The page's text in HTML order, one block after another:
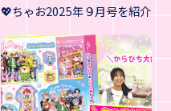
💖ちゃお2025年９月号を紹介